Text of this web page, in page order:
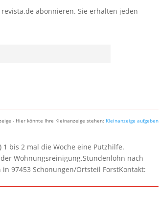
abonnieren. Sie erhalten jeden
- Hier könnte Ihre Kleinanzeige stehen: Kleinanzeige aufgeben
bis 2 mal die Woche eine Putzhilfe.
Wohnungsreinigung.Stundenlohn nach
97453 Schonungen/Ortsteil ForstKontakt: